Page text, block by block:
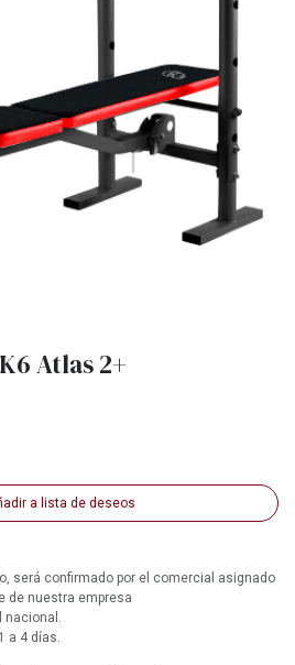
Atlas 2+
a lista de deseos
será confirmado por el comercial asignado
de nuestra empresa
nacional.
a 4 días.